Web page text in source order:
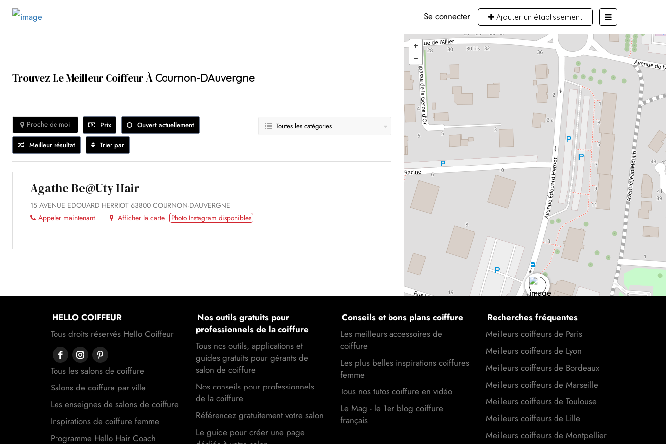
Se connecter Ajouter un établissement
Trouvez Le Meilleur Coiffeur ÀCournon-DAuvergne
Prix Ouvert actuellement
Proche de moi
Meilleur résultat Trier par
Toutes les catégories
Agathe Be@uty Hair
15 AVENUE EDOUARD HERRIOT 63800 COURNON-DAUVERGNE
Appeler maintenant
Afficher la carte Photo Instagram disponibles
HELLO COIFFEUR
Tous droits réservés Hello Coiffeur
Tous les salons de coiffure
Salons de coiffure par ville
Les enseignes de salons de coiffure
Inspirations de coiffure femme
Programme Hello Hair Coach
Nos outils gratuits pour
professionnels de la coiffure
Tous nos outils, applications et
guides gratuits pour gérants de
salon de coiffure
Nos conseils pour professionnels
de la coiffure
Référencez gratuitement votre salon
Le guide pour créer une page
Conseils et bons plans coiffure
Les meilleurs accessoires de
coiffure
Les plus belles inspirations coiffures
femme
Tous nos tutos coiffure en vidéo
Le Mag - le 1er blog coiffure
français
Recherches fréquentes
Meilleurs coiffeurs de Paris
Meilleurs coiffeurs de Lyon
Meilleurs coiffeurs de Bordeaux
Meilleurs coiffeurs de Marseille
Meilleurs coiffeurs de Toulouse
Meilleurs coiffeurs de Lille
Meilleurs coiffeurs de Montpellier